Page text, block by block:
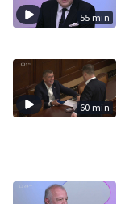
55 min
60 min